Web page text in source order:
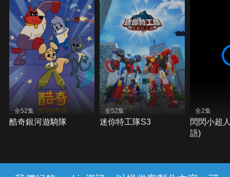
全52集
酷奇銀河遊騎隊
全52集
迷你特工隊S3
全2集
閃閃小超
語)